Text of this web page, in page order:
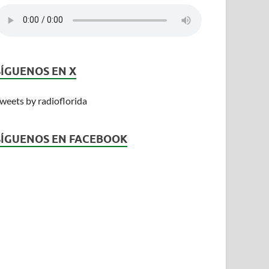
EN X
by radioflorida
EN FACEBOOK